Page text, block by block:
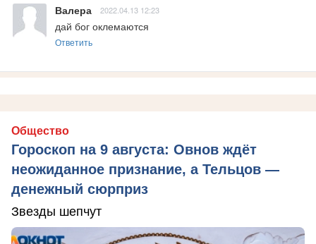
Валера 2022.04.13 12:23
дай бог оклемаются
Ответить
Общество
Гороскоп на 9 августа: Овнов ждёт
неожиданное признание, а Тельцов —
денежный сюрприз
Звезды шепчут